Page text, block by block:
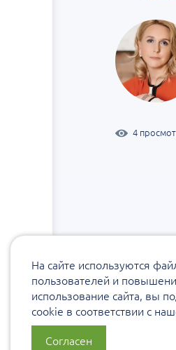
4
На сайте используются
пользователей и
использование сайта, вы
cookie в соответствии с
Согласен